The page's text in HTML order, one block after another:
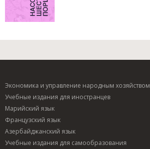
Экономика и управление народным хозяйством
Учебные издания для иностранцев
Марийский язык
Французский язык
Азербайджанский язык
Учебные издания для самообразования